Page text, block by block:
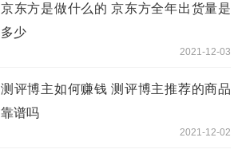
京东方是做什么的 京东方全年出货量是
多少
2021-12-03
测评博主如何赚钱 测评博主推荐的商品
靠谱吗
2021-12-02